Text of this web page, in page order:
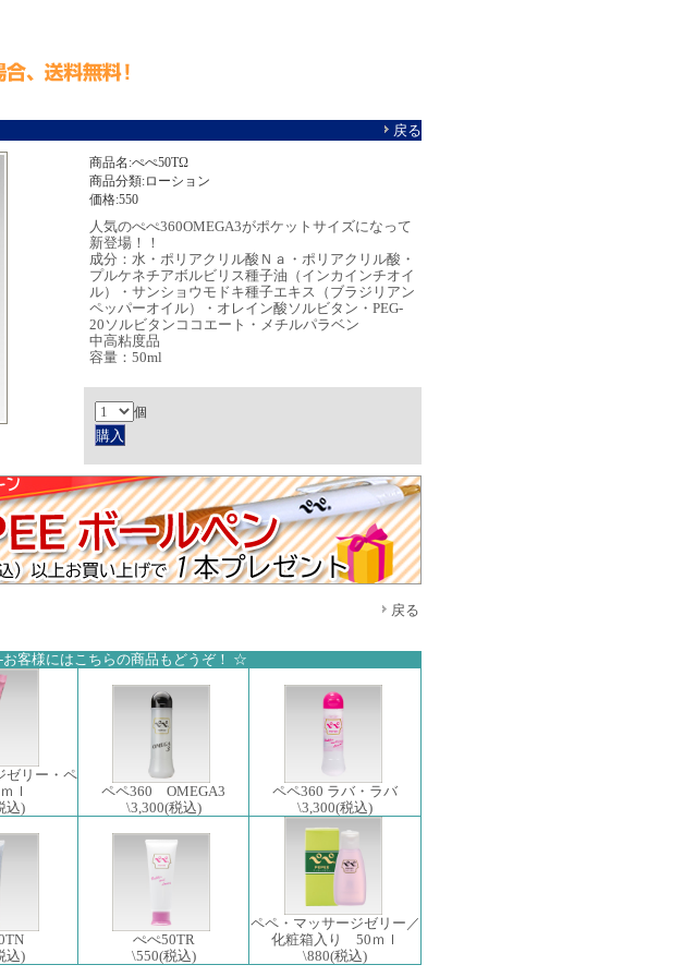
戻る
商品名:ぺぺ50TΩ
商品分類:ローション
価格:550
人気のぺぺ360OMEGA3がポケットサイズになって
新登場！！
成分：水・ポリアクリル酸Ｎａ・ポリアクリル酸・
プルケネチアボルビリス種子油（インカインチオイ
ル）・サンショウモドキ種子エキス（ブラジリアン
ペッパーオイル）・オレイン酸ソルビタン・PEG-
20ソルビタンココエート・メチルパラベン
中高粘度品
容量：50ml
個
戻る
客様にはこちらの商品もどうぞ！ ☆
ゼリー・ペ
ｌ
込)
ペペ360 OMEGA3
\3,300(税込)
ペペ360 ラバ・ラバ
\3,300(税込)
込)
ぺぺ50TR
\550(税込)
ペペ・マッサージゼリー／
化粧箱入り 50ｍｌ
\880(税込)